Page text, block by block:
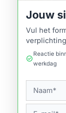
Jouw
Vul het
check_circle
Reactie
werkdag